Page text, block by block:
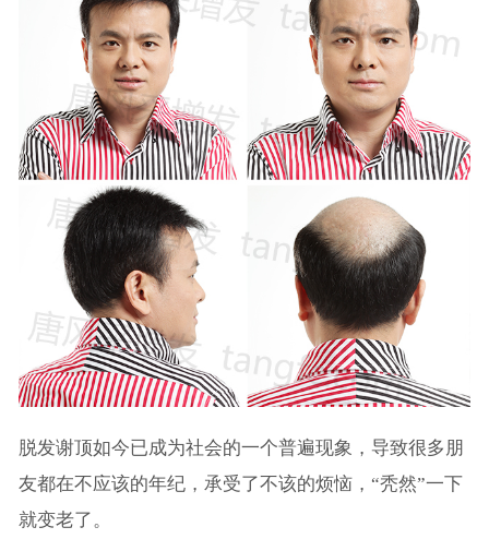
脱发谢顶如今已成为社会的一个普遍现象，导致很多朋
友都在不应该的年纪，承受了不该的烦恼，“秃然”一下
就变老了。